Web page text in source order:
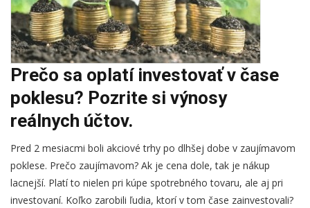
Prečo sa oplatí investovať v čase
poklesu? Pozrite si výnosy
reálnych účtov.
Pred 2 mesiacmi boli akciové trhy po dlhšej dobe v zaujímavom
poklese. Prečo zaujímavom? Ak je cena dole, tak je nákup
lacnejší. Platí to nielen pri kúpe spotrebného tovaru, ale aj pri
investovaní. Koľko zarobili ľudia, ktorí v tom čase zainvestovali?